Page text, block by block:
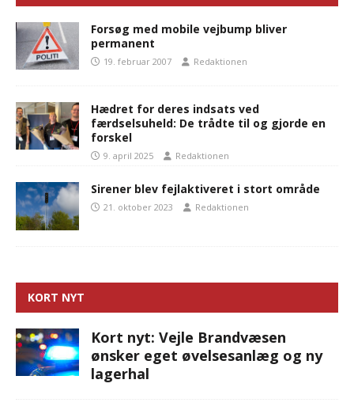
Forsøg med mobile vejbump bliver
permanent
19. februar 2007 Redaktionen
Hædret for deres indsats ved
færdselsuheld: De trådte til og gjorde en
forskel
9. april 2025 Redaktionen
Sirener blev fejlaktiveret i stort område
21. oktober 2023 Redaktionen
KORT NYT
Kort nyt: Vejle Brandvæsen
ønsker eget øvelsesanlæg og ny
lagerhal